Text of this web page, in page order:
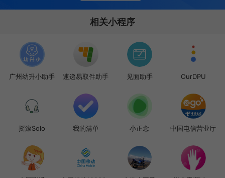
相关小程序
广州幼升小助手 速递易取件助手 见面助手 OurDPU
摇滚Solo 我的清单 小正念 中国电信营业厅